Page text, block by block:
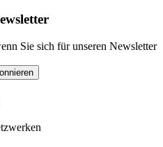
Sie sich für unseren Newsletter